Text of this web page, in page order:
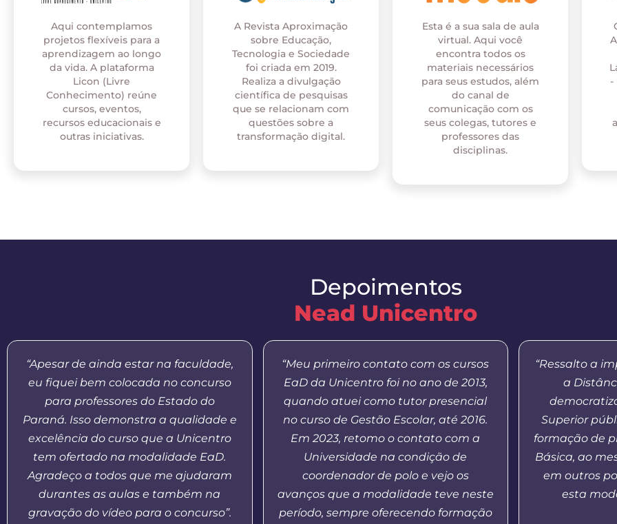
Aqui contemplamos
projetos flexíveis para a
aprendizagem ao longo
da vida. A plataforma
Licon (Livre
Conhecimento) reúne
cursos, eventos,
recursos educacionais e
outras iniciativas.
A Revista Aproximação
sobre Educação,
Tecnologia e Sociedade
foi criada em 2019.
Realiza a divulgação
científica de pesquisas
que se relacionam com
questões sobre a
transformação digital.
Esta é a sua sala de aula
virtual. Aqui você
encontra todos os
materiais necessários
para seus estudos, além
do canal de
comunicação com os
seus colegas, tutores e
professores das
disciplinas.
-
Depoimentos
Nead Unicentro
“Apesar de ainda estar na faculdade,
eu fiquei bem colocada no concurso
para professores do Estado do
Paraná. Isso demonstra a qualidade e
excelência do curso que a Unicentro
tem ofertado na modalidade EaD.
Agradeço a todos que me ajudaram
durantes as aulas e também na
gravação do vídeo para o concurso”.
“Meu primeiro contato com os cursos
EaD da Unicentro foi no ano de 2013,
quando atuei como tutor presencial
no curso de Gestão Escolar, até 2016.
Em 2023, retomo o contato com a
Universidade na condição de
coordenador de polo e vejo os
avanços que a modalidade teve neste
período, sempre oferecendo formação
“Ressalto a
a
Superior
formação de
Básica, ao
em outros
esta